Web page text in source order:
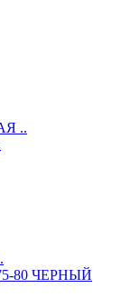
..
80 ЧЕРНЫЙ